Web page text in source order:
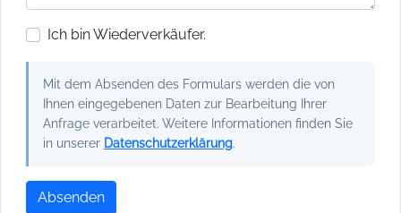
Ich bin Wiederverkäufer.
Mit dem Absenden des Formulars werden die von
Ihnen eingegebenen Daten zur Bearbeitung Ihrer
Anfrage verarbeitet. Weitere Informationen finden Sie
in unserer Datenschutzerklärung.
Absenden